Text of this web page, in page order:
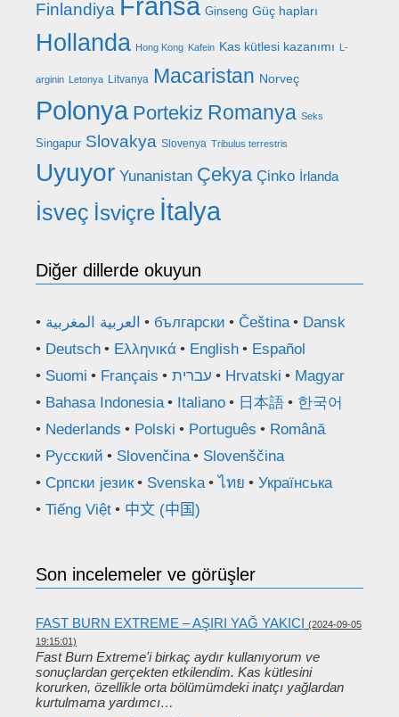
Finlandiya Ginseng Güç hapları
Hollanda Hong Kong Kafein Kas kütlesi kazanımı L-
arginin Letonya Litvanya Macaristan Norveç
Polonya Portekiz Romanya Seks
Singapur Slovakya Slovenya Tribulus terrestris
Uyuyor Yunanistan Çekya Çinko İrlanda
İsveç İsviçre İtalya
Diğer dillerde okuyun
العربية المغربية български Čeština
Dansk
Deutsch
Ελληνικά English
Español
Suomi
Français עברית Hrvatski
Magyar
Bahasa Indonesia
Italiano 日本語
한국어
Nederlands
Polski Português
Română
Русский
Slovenčina
Slovenščina
Српски језик
Svenska ไทย
Українська
Tiếng Việt
中文 (中国)
Son incelemeler ve görüşler
FAST BURN EXTREME – AŞIRI YAĞ YAKICI (2024-09-05
19:15:01)
Fast Burn Extreme'i birkaç aydır kullanıyorum ve
sonuçlardan gerçekten etkilendim. Kas kütlesini
korurken, özellikle orta bölümümdeki inatçı yağlardan
kurtulmama yardımcı…